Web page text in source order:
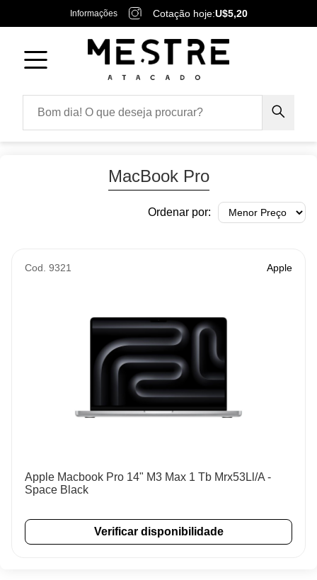
Informações Cotação hoje:U$5,20
MacBook Pro
Ordenar por:
Cod. 9321 Apple
Apple Macbook Pro 14" M3 Max 1 Tb Mrx53Ll/A -
Space Black
Verificar disponibilidade